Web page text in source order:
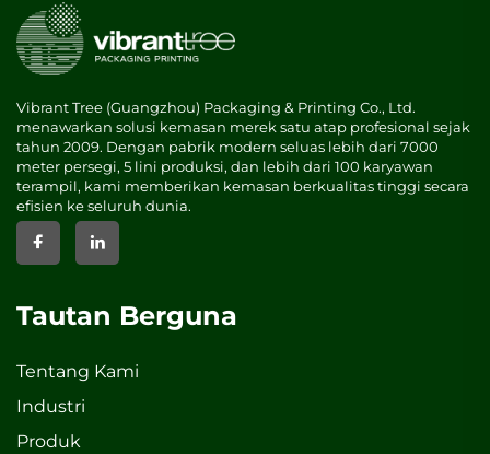
Vibrant Tree (Guangzhou) Packaging & Printing Co., Ltd.
menawarkan solusi kemasan merek satu atap profesional sejak
tahun 2009. Dengan pabrik modern seluas lebih dari 7000
meter persegi, 5 lini produksi, dan lebih dari 100 karyawan
terampil, kami memberikan kemasan berkualitas tinggi secara
efisien ke seluruh dunia.
Tautan Berguna
Tentang Kami
Industri
Produk